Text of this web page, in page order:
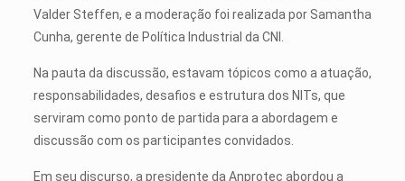
Valder Steffen, e a moderação foi realizada por Samantha
Cunha, gerente de Política Industrial da CNI.
Na pauta da discussão, estavam tópicos como a atuação,
responsabilidades, desafios e estrutura dos NITs, que
serviram como ponto de partida para a abordagem e
discussão com os participantes convidados.
Em seu discurso, a presidente da Anprotec abordou a